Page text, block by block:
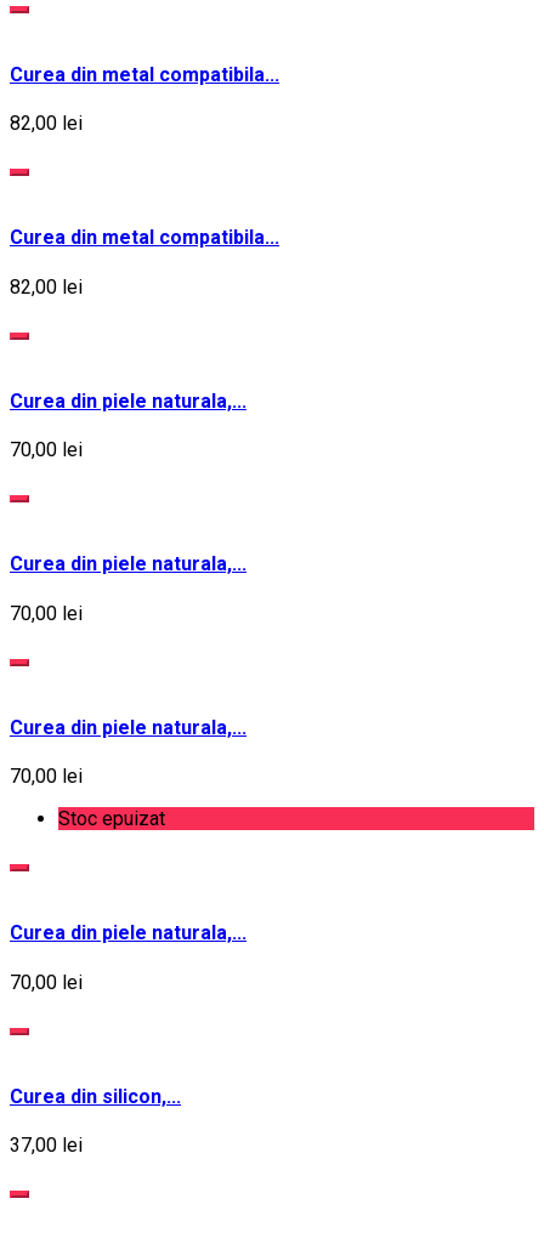
Curea din metal compatibila...
82,00 lei
Curea din metal compatibila...
82,00 lei
Curea din piele naturala,...
70,00 lei
Curea din piele naturala,...
70,00 lei
Curea din piele naturala,...
70,00 lei
Stoc epuizat
Curea din piele naturala,...
70,00 lei
Curea din silicon,...
37,00 lei